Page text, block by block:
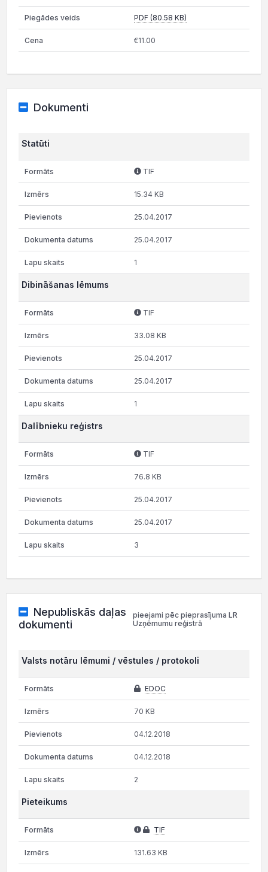
PDF (80.58 KB)
€11.00
Dokumenti
Statūti
TIF
15.34 KB
25.04.2017
25.04.2017
1
Dibināšanas lēmums
TIF
33.08 KB
25.04.2017
25.04.2017
1
Dalībnieku reģistrs
TIF
76.8 KB
25.04.2017
25.04.2017
3
Nepubliskās daļas
dokumenti
pieejami pēc pieprasījuma LR
Uzņēmumu reģistrā
Valsts notāru lēmumi / vēstules / protokoli
EDOC
70 KB
04.12.2018
04.12.2018
2
Pieteikums
TIF
131.63 KB